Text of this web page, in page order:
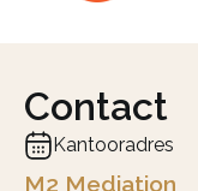
Contact
Kantooradres
M2 Mediation